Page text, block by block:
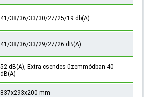
41/38/36/33/30/27/25/19 db(A)
41/38/36/33/29/27/26 dB(A)
52 dB(A), Extra csendes üzemmódban 40
dB(A)
837x293x200 mm